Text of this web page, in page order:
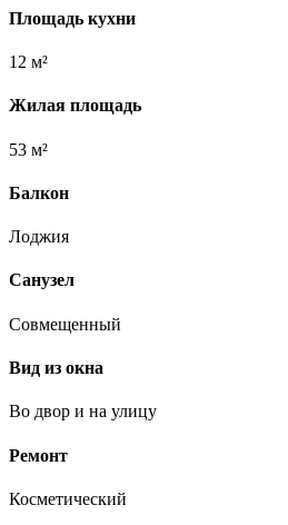
Площадь кухни
12 м²
Жилая площадь
53 м²
Балкон
Лоджия
Санузел
Совмещенный
Вид из окна
Во двор и на улицу
Ремонт
Косметический